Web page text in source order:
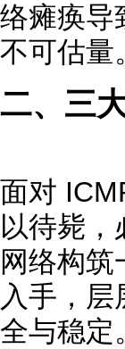
络瘫痪导
不可估量
二、三
面对
以待毙
网络构
入手，
全与稳定